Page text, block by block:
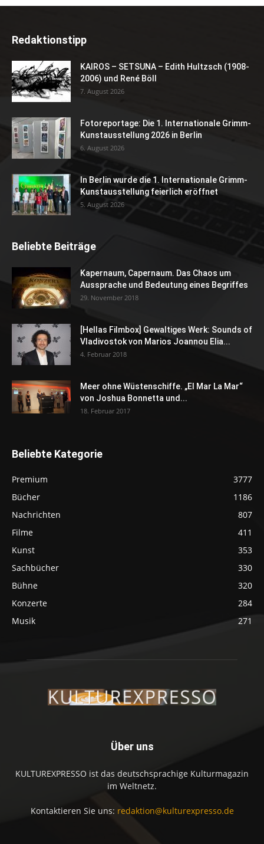
Redaktionstipp
KAIROS – SETSUNA – Edith Hultzsch (1908-
2006) und René Böll
7. August 2026
Fotoreportage: Die 1. Internationale Grimm-
Kunstausstellung 2026 in Berlin
6. August 2026
In Berlin wurde die 1. Internationale Grimm-
Kunstausstellung feierlich eröffnet
5. August 2026
Beliebte Beiträge
Kapernaum, Capernaum. Das Chaos um
Aussprache und Bedeutung eines Begriffes
29. November 2018
[Hellas Filmbox] Gewaltiges Werk: Sounds of
Vladivostok von Marios Joannou Elia...
4. Februar 2018
Meer ohne Wüstenschiffe. „El Mar La Mar“
von Joshua Bonnetta und...
18. Februar 2017
Beliebte Kategorie
Premium
3777
Bücher
1186
Nachrichten
807
Filme
411
Kunst
353
Sachbücher
330
Bühne
320
Konzerte
284
Musik
271
Über uns
KULTUREXPRESSO ist das deutschsprachige Kulturmagazin
im Weltnetz.
Kontaktieren Sie uns: redaktion@kulturexpresso.de